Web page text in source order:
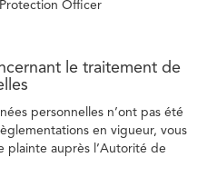
Officer
le traitement de
personnelles n’ont pas été
en vigueur, vous
plainte auprès l’Autorité de